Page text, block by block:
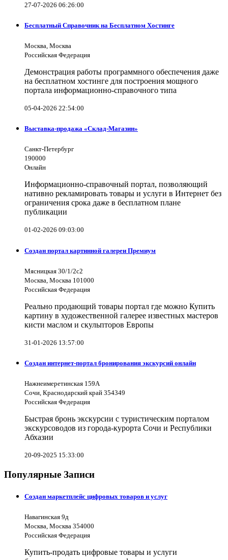
27-07-2026 06:26:00
Бесплатный Справочник на Бесплатном Хостинге
Москва, Москва
Российская Федерация
Демонстрация работы программного обеспечения даже
на бесплатном хостинге для построения мощного
портала информационно-справочного типа
05-04-2026 22:54:00
Выставка-продажа «Склад-Магазин»
Санкт-Петербург
190000
Онлайн
Информационно-справочный портал, позволяющий
нативно рекламировать товары и услуги в Интернет без
ограничения срока даже в бесплатном плане
публикации
01-02-2026 09:03:00
Создан портал картинной галереи Премиум
Мясницкая 30/1/2с2
Москва, Москва 101000
Российская Федерация
Реально продающий товары портал где можно Купить
картину в художественной галерее известных мастеров
кисти маслом и скульпторов Европы
31-01-2026 13:57:00
Создан интернет-портал бронирования экскурсий онлайн
Нажнеимеретинская 159А
Сочи, Краснодарский край 354349
Российская Федерация
Быстрая бронь экскурсии с туристическим порталом
экскурсоводов из города-курорта Сочи и Республики
Абхазии
20-09-2025 15:33:00
Популярные Записи
Создан маркетплейс цифровых товаров и услуг
Навагинская 9д
Москва, Москва 354000
Российская Федерация
Купить-продать цифровые товары и услуги